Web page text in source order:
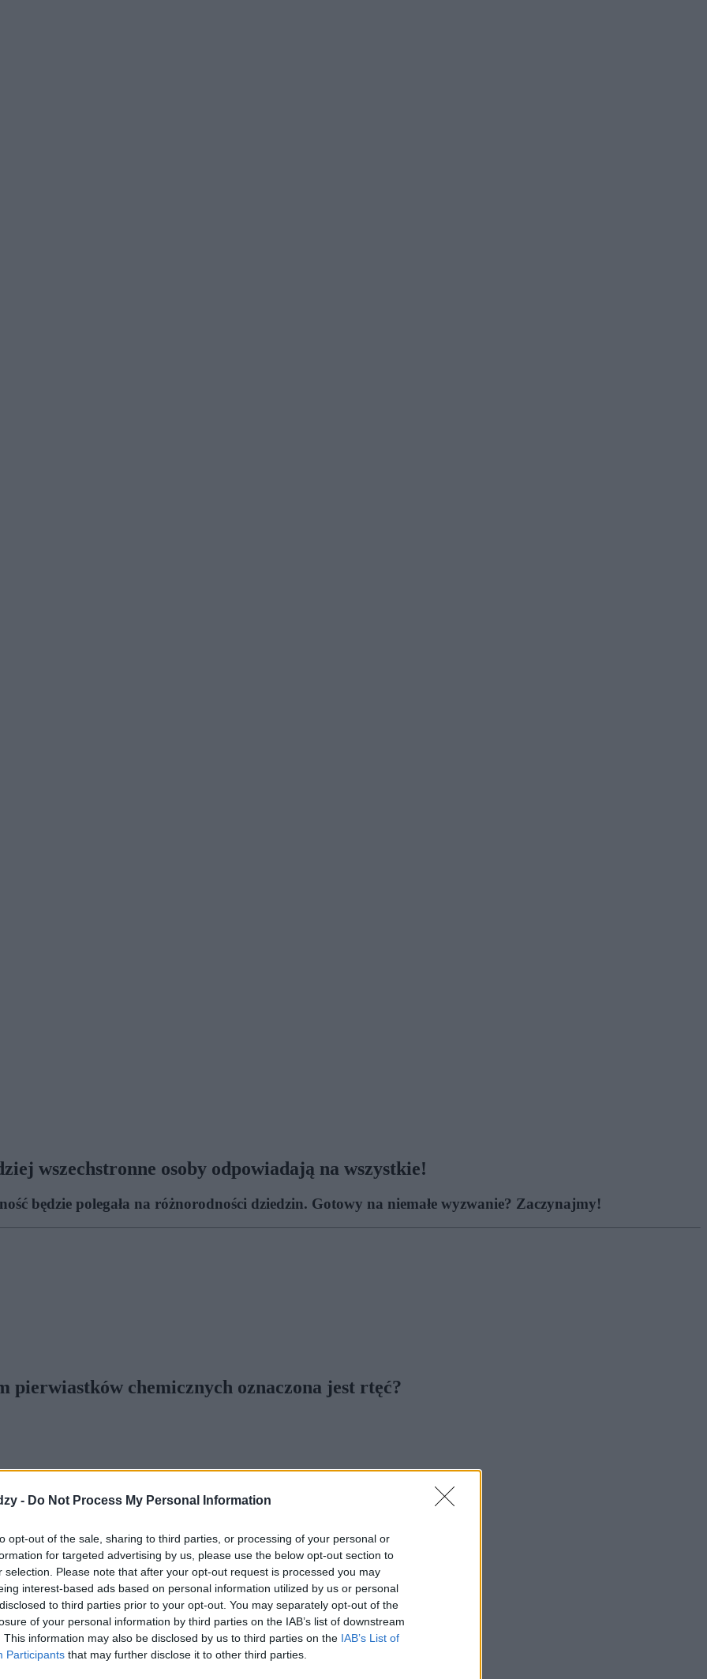
- Do Not Process My Personal Information
opt-out of the sale, sharing to third parties, or processing of your personal or
for targeted advertising by us, please use the below opt-out section to
selection. Please note that after your opt-out request is processed you may
interest-based ads based on personal information utilized by us or personal
to third parties prior to your opt-out. You may separately opt-out of the
of your personal information by third parties on the IAB’s list of downstream
This information may also be disclosed by us to third parties on the IAB’s List of
Participants that may further disclose it to other third parties.
wszechstronne osoby odpowiadają na wszystkie!
będzie polegała na różnorodności dziedzin. Gotowy na niemałe wyzwanie? Zaczynajmy!
pierwiastków chemicznych oznaczona jest rtęć?